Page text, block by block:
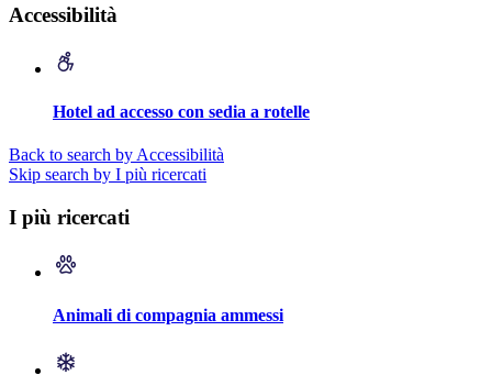
Accessibilità
Hotel ad accesso con sedia a rotelle
Back to search by Accessibilità
Skip search by I più ricercati
I più ricercati
Animali di compagnia ammessi